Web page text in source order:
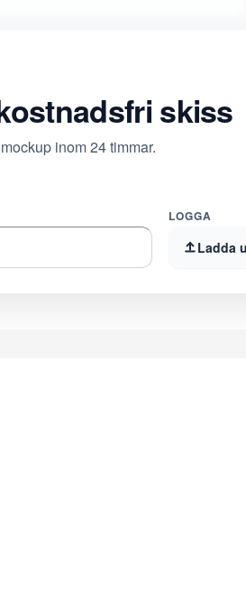
skiss
inom 24 timmar.
LOGGA
Ladda